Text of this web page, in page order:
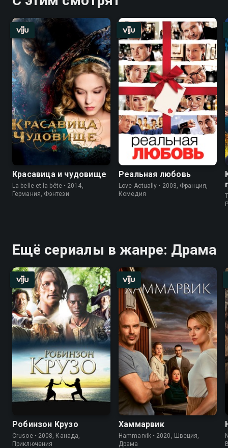
Красавица и чудовище
La belle et la bête • 2014,
Германия, Фэнтези
Реальная любовь
Love Actually • 2003, Франция,
Комедия
Ещё сериалы в жанре: Драма
Робинзон Крузо
Crusoe • 2008, Канада,
Приключения
Хаммарвик
Hammarvik • 2020, Швеция,
Драма